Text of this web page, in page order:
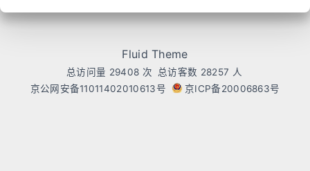
Fluid Theme
总访问量 29408 次 总访客数 28257 人
京公网安备11011402010613号
京ICP备20006863号